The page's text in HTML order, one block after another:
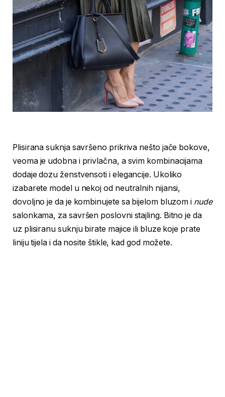
Plisirana suknja savršeno prikriva nešto jače bokove,
veoma je udobna i privlačna, a svim kombinacijama
dodaje dozu ženstvensoti i elegancije. Ukoliko
izabarete model u nekoj od neutralnih nijansi,
dovoljno je da je kombinujete sa bijelom bluzom i nude
salonkama, za savršen poslovni stajling. Bitno je da
uz plisiranu suknju birate majice ili bluze koje prate
liniju tijela i da nosite štikle, kad god možete.